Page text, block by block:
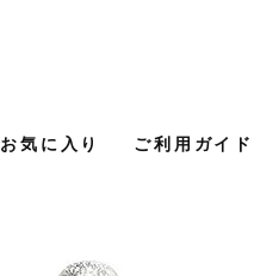
お気に入り ご利用ガイド